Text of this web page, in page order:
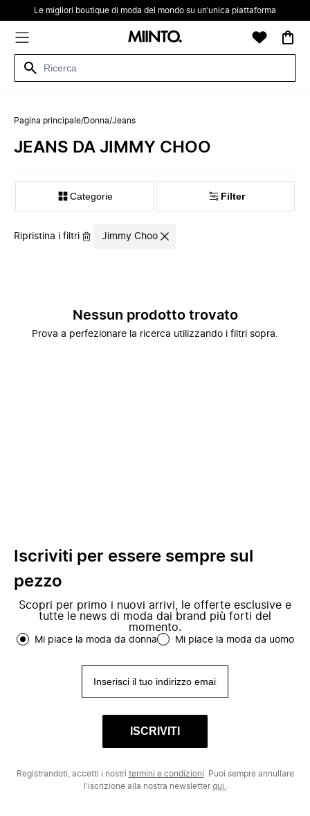
Le migliori boutique di moda del mondo su un’unica piattaforma
Pagina principale/Donna/Jeans
JEANS DA JIMMY CHOO
Categorie Filter
Ripristina i filtri Jimmy Choo
Nessun prodotto trovato
Prova a perfezionare la ricerca utilizzando i filtri sopra.
Iscriviti per essere sempre sul
pezzo
Scopri per primo i nuovi arrivi, le offerte esclusive e
tutte le news di moda dai brand più forti del
momento.
Mi piace la moda da donna Mi piace la moda da uomo
ISCRIVITI
Registrandoti, accetti i nostri termini e condizioni . Puoi sempre annullare
l'iscrizione alla nostra newsletterqui.